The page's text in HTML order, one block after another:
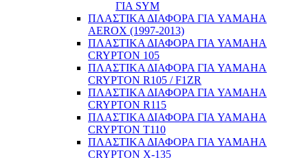
ΓΙΑ SYM
ΠΛΑΣΤΙΚΑ ΔΙΑΦΟΡΑ ΓΙΑ YAMAHA
AEROX (1997-2013)
ΠΛΑΣΤΙΚΑ ΔΙΑΦΟΡΑ ΓΙΑ YAMAHA
CRYPTON 105
ΠΛΑΣΤΙΚΑ ΔΙΑΦΟΡΑ ΓΙΑ YAMAHA
CRYPTON R105 / F1ZR
ΠΛΑΣΤΙΚΑ ΔΙΑΦΟΡΑ ΓΙΑ YAMAHA
CRYPTON R115
ΠΛΑΣΤΙΚΑ ΔΙΑΦΟΡΑ ΓΙΑ YAMAHA
CRYPTON T110
ΠΛΑΣΤΙΚΑ ΔΙΑΦΟΡΑ ΓΙΑ YAMAHA
CRYPTON X-135